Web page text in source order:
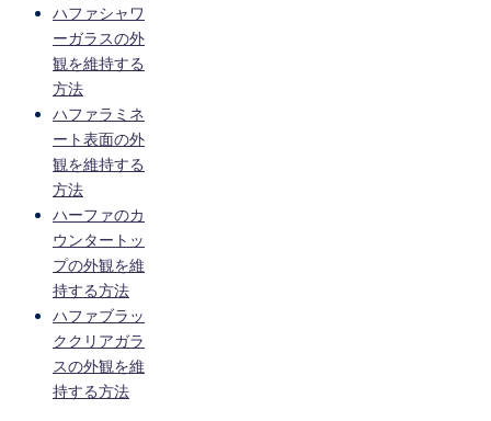
ハファシャワ
ーガラスの外
観を維持する
方法
ハファラミネ
ート表面の外
観を維持する
方法
ハーファのカ
ウンタートッ
プの外観を維
持する方法
ハファブラッ
ククリアガラ
スの外観を維
持する方法